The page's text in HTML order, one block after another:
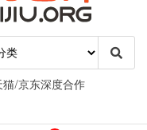
元包邮,九
/京东深度合作